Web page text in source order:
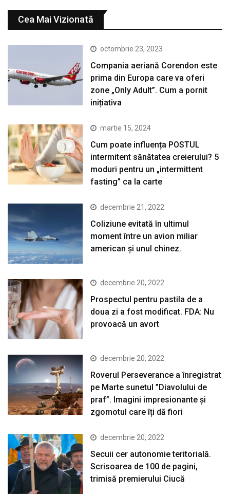
Cea Mai Vizionată
octombrie 23, 2023
Compania aeriană Corendon este
prima din Europa care va oferi
zone „Only Adult”. Cum a pornit
inițiativa
martie 15, 2024
Cum poate influența POSTUL
intermitent sănătatea creierului? 5
moduri pentru un „intermittent
fasting” ca la carte
decembrie 21, 2022
Coliziune evitată în ultimul
moment între un avion miliar
american şi unul chinez.
decembrie 20, 2022
Prospectul pentru pastila de a
doua zi a fost modificat. FDA: Nu
provoacă un avort
decembrie 20, 2022
Roverul Perseverance a înregistrat
pe Marte sunetul ”Diavolului de
praf”. Imagini impresionante și
zgomotul care îți dă fiori
decembrie 20, 2022
Secuii cer autonomie teritorială.
Scrisoarea de 100 de pagini,
trimisă premierului Ciucă